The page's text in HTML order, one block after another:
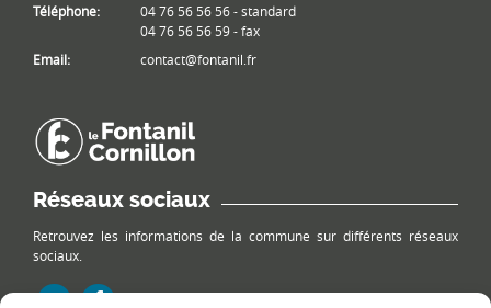
Téléphone:
04 76 56 56 56 - standard
04 76 56 56 59 - fax
Email:
contact@fontanil.fr
Réseaux sociaux
Retrouvez les informations de la commune sur différents réseaux
sociaux.